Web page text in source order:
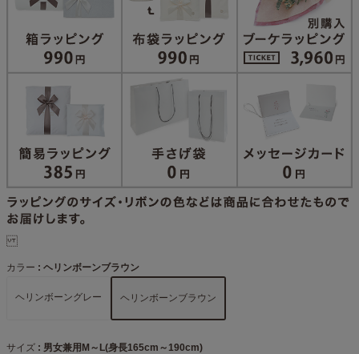
サイズ 男女兼用M～L(身長165cm～190cm)
カラー ヘリンボーンブラウン
ヘリンボーングレー ヘリンボーンブラウン